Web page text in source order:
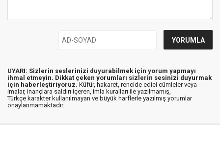
UYARI: Sizlerin seslerinizi duyurabilmek için yorum yapmayı
ihmal etmeyin. Dikkat çeken yorumları sizlerin sesinizi duyurmak
için haberleştiriyoruz. Küfür, hakaret, rencide edici cümleler veya
imalar, inançlara saldırı içeren, imla kuralları ile yazılmamış,
Türkçe karakter kullanılmayan ve büyük harflerle yazılmış yorumlar
onaylanmamaktadır.